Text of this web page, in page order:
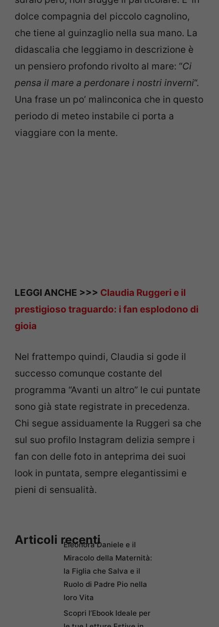
dolce compagnia del piccolo cagnolino,
che tiene al guinzaglio nella sua mano. La
didascalia che leggiamo in descrizione è
un pensiero profondo rivolto al mare: “Ci
pensa il mare a perdonare i nostri inverni“.
Una frase un po’ malinconica che in questo
periodo di meteo instabile ci porta a
viaggiare con la mente.
LEGGI ANCHE >>> Claudia Ruggeri e il
prestigioso traguardo: i fan esplodono di
gioia
Nel frattempo quindi, Claudia si gode il
successo comunque costante del
programma “Avanti un altro” le cui puntate
sono già state registrate in precedenza.
Chi segue assiduamente la Ruggeri sa che
sul suo profilo Instagram delizia sempre i
fan con delle foto in anteprima dei suoi
look in puntata, sempre elegantissimi e
pieni di sensualità.
Articoli recentiEleonora Daniele e il
Miracolo della Maternità:
la Figlia che Salva e il
Ruolo di Padre Pio nella
loro Vita
Scopri l’Ebook Ideale per